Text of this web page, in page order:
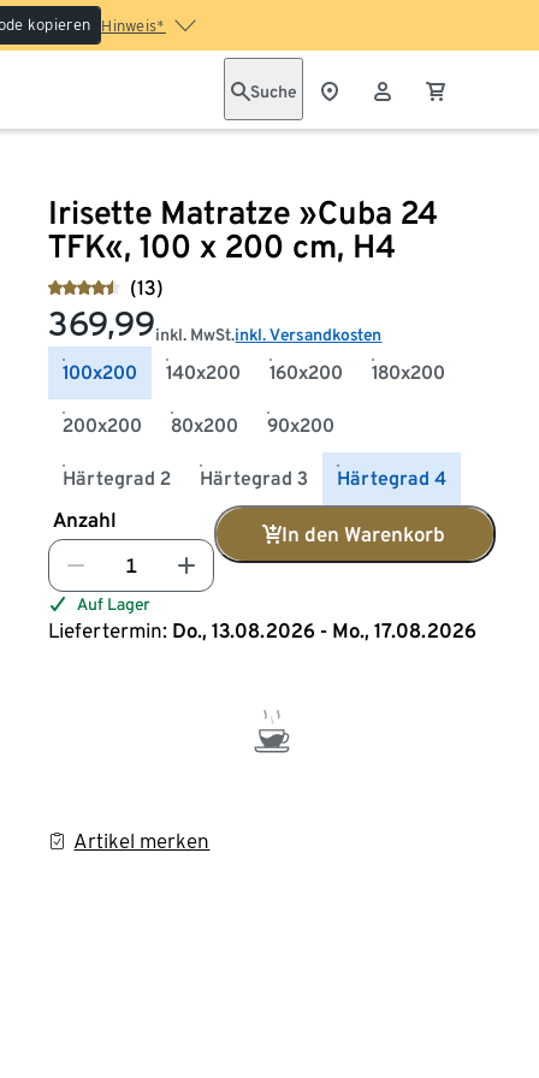
kopieren Hinweis*
Suche
Irisette Matratze »Cuba 24
TFK«, 100 x 200 cm, H4
(13)
369,99inkl. MwSt.inkl. Versandkosten
100x200 140x200 160x200 180x200
200x200 80x200 90x200
Härtegrad 2 Härtegrad 3 Härtegrad 4
Anzahl
In den Warenkorb
Auf Lager
Liefertermin: Do., 13.08.2026 - Mo., 17.08.2026
Artikel merken